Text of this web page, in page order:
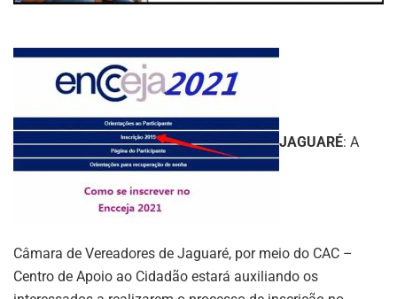
JAGUARÉ: A
Câmara de Vereadores de Jaguaré, por meio do CAC –
Centro de Apoio ao Cidadão estará auxiliando os